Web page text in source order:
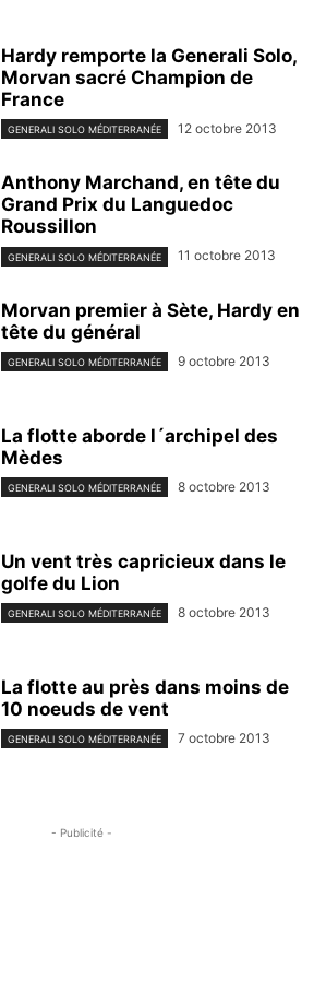
Hardy remporte la Generali Solo,
Morvan sacré Champion de
France
GENERALI SOLO MÉDITERRANÉE 12 octobre 2013
Anthony Marchand, en tête du
Grand Prix du Languedoc
Roussillon
GENERALI SOLO MÉDITERRANÉE 11 octobre 2013
Morvan premier à Sète, Hardy en
tête du général
GENERALI SOLO MÉDITERRANÉE 9 octobre 2013
La flotte aborde l´archipel des
Mèdes
GENERALI SOLO MÉDITERRANÉE 8 octobre 2013
Un vent très capricieux dans le
golfe du Lion
GENERALI SOLO MÉDITERRANÉE 8 octobre 2013
La flotte au près dans moins de
10 noeuds de vent
GENERALI SOLO MÉDITERRANÉE 7 octobre 2013
- Publicité -